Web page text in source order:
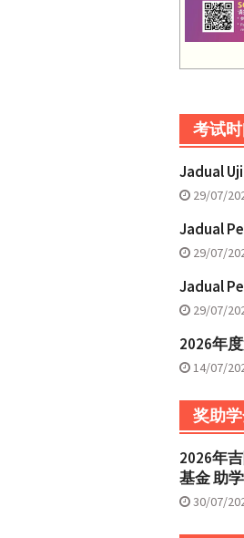
考试
Jadual
29/07/
Jadual
29/07/
Jadual
29/07/
2026年
14/07/
奖助
2026年
基金 助
30/07/